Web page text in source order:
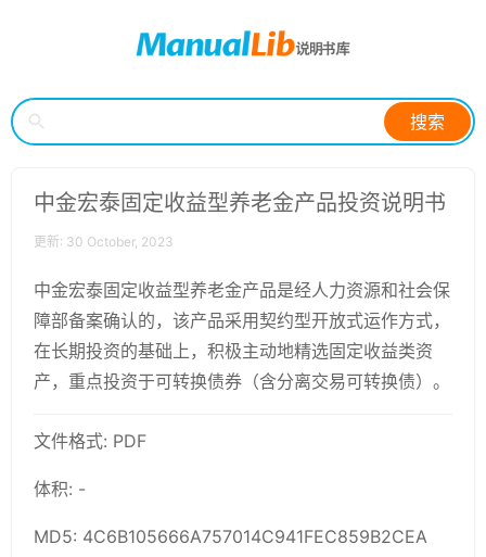
搜索
中金宏泰固定收益型养老金产品投资说明书
更新: 30 October, 2023
中金宏泰固定收益型养老金产品是经人力资源和社会保
障部备案确认的，该产品采用契约型开放式运作方式，
在长期投资的基础上，积极主动地精选固定收益类资
产，重点投资于可转换债券（含分离交易可转换债）。
文件格式: PDF
体积: -
MD5: 4C6B105666A757014C941FEC859B2CEA